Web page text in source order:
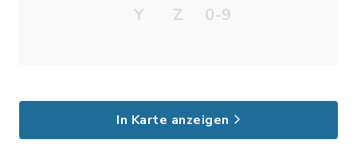
Y
Z 0-9
In Karte anzeigen